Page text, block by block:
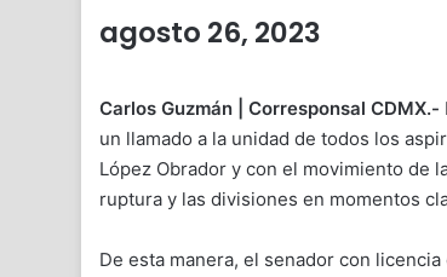
agosto 26, 2023
Carlos Guzmán | Corresponsal CDMX.-
un llamado a la unidad de todos los
López Obrador y con el movimiento de
ruptura y las divisiones en momentos
De esta manera, el senador con